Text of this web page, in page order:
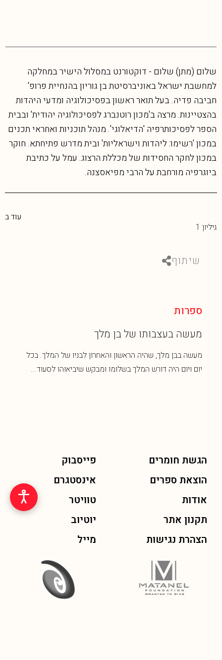
שלום (מתן) שלום - דוקטורנט במסלול הישיר במחלקה
למחשבת ישראל באוניברסיטת בן גוריון בהנחיית פרופ'
חביבה פדיה. בעל תואר ראשון בפסיכולוגיה ומדעי היהדות
בהצטיינות. מרצה ב'מכון רוטנברג לפסיכולוגיה יהודית' ובבית
הספר לפסיכותרפיה 'הדיאלוגי'. מנהל תוכניות ואחראי תכנים
במכון 'רשימו: ליהדות וישראליות' ובית מדרש פתיחתא. חוקר
במכון לחקר החסידות של מכללת הרצוג. עמל על כתיבת
ביוגרפיה מורחבת על הרבי מפיאסצנה.
עוד ב
גיליון 1
שיתוף
ספרות
מעשה בעצבותו של בן מלך
מעשה בבן מלך, שהיה הראשון והאחרון לבניו של המלך. בכל
יום ויום היה דורש המלך בשלומו ומבקש שיביאוהו לסעוד...
הגשת חומרים
הוצאת ספרים
אודות
תקנון אתר
הצהרת נגישות
פייסבוק
אינסטגרם
טוויטר
יוטיוב
מייל